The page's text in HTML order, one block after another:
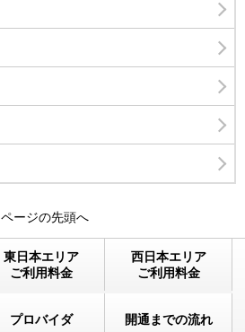
ページの先頭へ
東日本エリア
ご利用料金
西日本エリア
ご利用料金
プロバイダ 開通までの流れ